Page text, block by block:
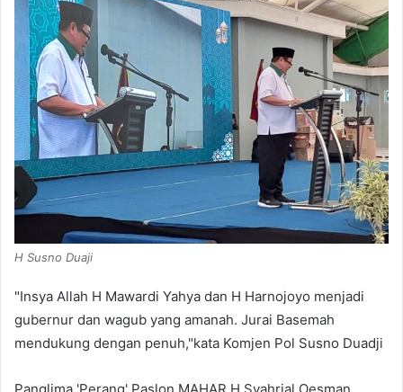
H Susno Duaji
"Insya Allah H Mawardi Yahya dan H Harnojoyo menjadi
gubernur dan wagub yang amanah. Jurai Basemah
mendukung dengan penuh,"kata Komjen Pol Susno Duadji